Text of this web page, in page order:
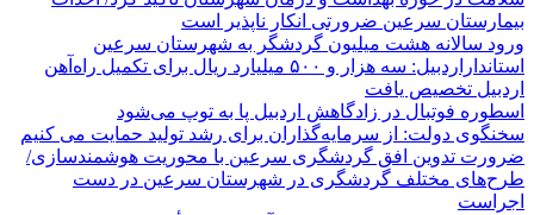
بیمارستان سرعین ضرورتی انکار ناپذیر است
ورود سالانه هشت میلیون گردشگر به شهرستان سرعین
استانداراردبیل: سه هزار و ۵۰۰ میلیارد ریال برای تکمیل راه‌آهن
اردبیل تخصیص یافت
اسطوره فوتبال در زادگاهش اردبیل پا به توپ می‌شود
سخنگوی دولت: از سرمایه‌گذاران برای رشد تولید حمایت می کنیم
ضرورت تدوین افق گردشگری سرعین با محوریت هوشمندسازی/
طرح‌های مختلف گردشگری در شهرستان سرعین در دست
اجراست